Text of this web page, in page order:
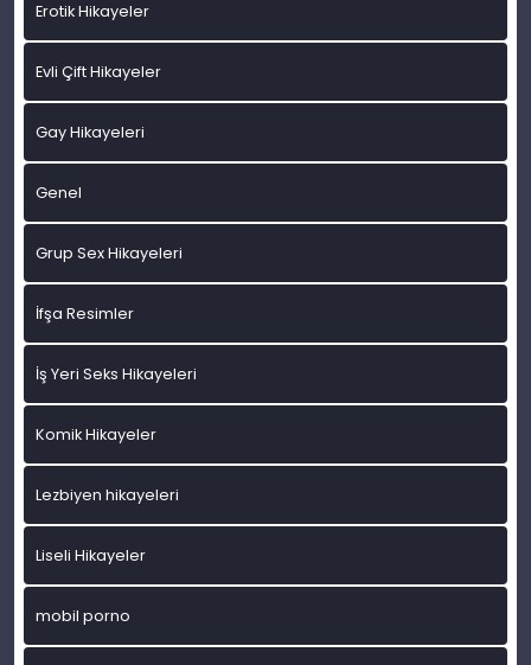
Erotik Hikayeler
Evli Çift Hikayeler
Gay Hikayeleri
Genel
Grup Sex Hikayeleri
İfşa Resimler
İş Yeri Seks Hikayeleri
Komik Hikayeler
Lezbiyen hikayeleri
Liseli Hikayeler
mobil porno